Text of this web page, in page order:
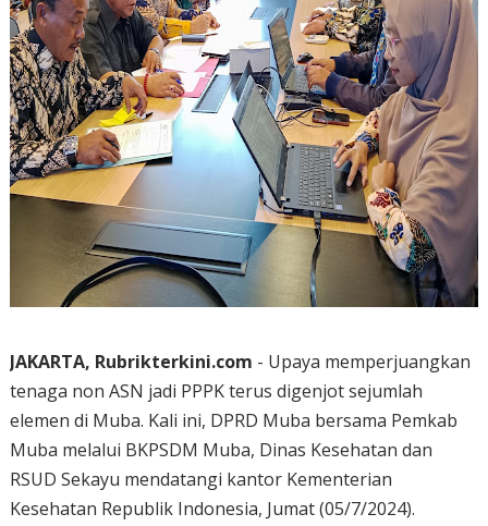
JAKARTA, Rubrikterkini.com - Upaya memperjuangkan
tenaga non ASN jadi PPPK terus digenjot sejumlah
elemen di Muba. Kali ini, DPRD Muba bersama Pemkab
Muba melalui BKPSDM Muba, Dinas Kesehatan dan
RSUD Sekayu mendatangi kantor Kementerian
Kesehatan Republik Indonesia, Jumat (05/7/2024).